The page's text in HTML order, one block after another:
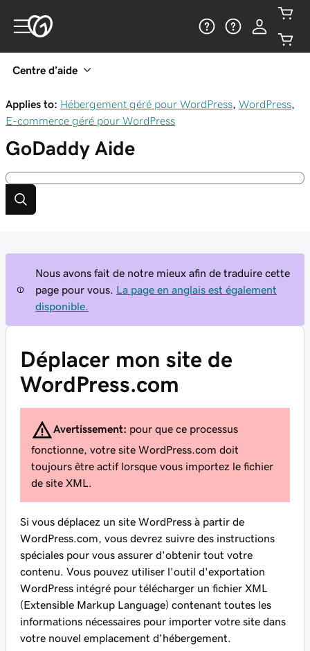
Centre d’aide
Applies to: Hébergement géré pour WordPress WordPress
E-commerce géré pour WordPress
GoDaddy Aide
Nous avons fait de notre mieux afin de traduire cette
page pour vous.
La page en anglais est également
disponible.
Déplacer mon site de
WordPress.com
Avertissement: pour que ce processus
fonctionne, votre site WordPress.com doit
toujours être actif lorsque vous importez le fichier
de site XML.
Si vous déplacez un site WordPress à partir de
WordPress.com, vous devrez suivre des instructions
spéciales pour vous assurer d'obtenir tout votre
contenu. Vous pouvez utiliser l'outil d'exportation
WordPress intégré pour télécharger un fichier XML
(Extensible Markup Language) contenant toutes les
informations nécessaires pour importer votre site dans
votre nouvel emplacement d'hébergement.